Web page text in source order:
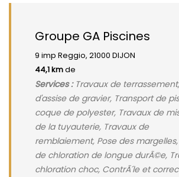
Groupe GA Piscines
9 imp Reggio, 21000 DIJON
44,1 kmde
Services :Travaux de
d'assise de gravier, Transport de
coque de polyester, Travaux de
de la tuyauterie, Travaux de
remblaiement, Pose des
de chloration de longue durÃ©e,
chloration choc, ContrÃ´le et